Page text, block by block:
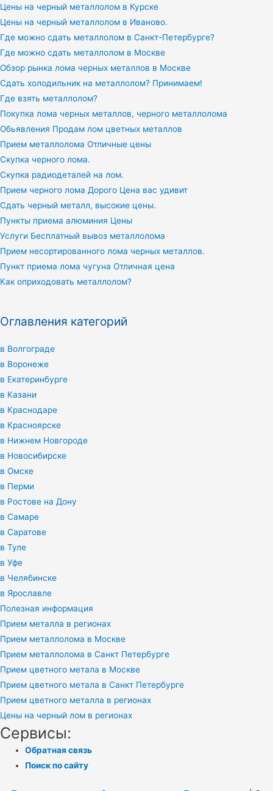
Цены на черный металлолом в Курске
Цены на черный металлолом в Иваново.
Где можно сдать металлолом в Санкт-Петербурге?
Где можно сдать металлолом в Москве
Обзор рынка лома черных металлов в Москве
Сдать холодильник на металлолом? Принимаем!
Где взять металлолом?
Покупка лома черных металлов, черного металлолома
Обьявления Продам лом цветных металлов
Прием металлолома Отличные цены
Скупка черного лома.
Скупка радиодеталей на лом.
Прием черного лома Дорого Цена вас удивит
Сдать черный металл, высокие цены.
Пункты приема алюминия Цены
Услуги Бесплатный вывоз металлолома
Прием несортированного лома черных металлов.
Пункт приема лома чугуна Отличная цена
Как оприходовать металлолом?
Оглавления категорий
в Волгограде
в Воронеже
в Екатеринбурге
в Казани
в Краснодаре
в Красноярске
в Нижнем Новгороде
в Новосибирске
в Омске
в Перми
в Ростове на Дону
в Самаре
в Саратове
в Туле
в Уфе
в Челябинске
в Ярославле
Полезная информация
Прием металла в регионах
Прием металлолома в Москве
Прием металлолома в Санкт Петербурге
Прием цветного метала в Москве
Прием цветного метала в Санкт Петербурге
Прием цветного металла в регионах
Цены на черный лом в регионах
Сервисы:
Обратная связь
Поиск по сайту